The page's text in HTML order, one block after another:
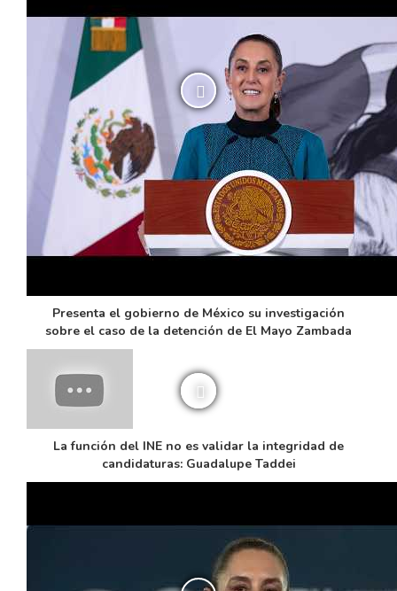
Presenta el gobierno de México su investigación
sobre el caso de la detención de El Mayo Zambada
La función del INE no es validar la integridad de
candidaturas: Guadalupe Taddei